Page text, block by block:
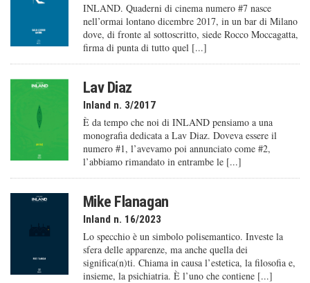
INLAND. Quaderni di cinema numero #7 nasce
nell’ormai lontano dicembre 2017, in un bar di Milano
dove, di fronte al sottoscritto, siede Rocco Moccagatta,
firma di punta di tutto quel [...]
Lav Diaz
Inland n. 3/2017
È da tempo che noi di INLAND pensiamo a una
monografia dedicata a Lav Diaz. Doveva essere il
numero #1, l’avevamo poi annunciato come #2,
l’abbiamo rimandato in entrambe le [...]
Mike Flanagan
Inland n. 16/2023
Lo specchio è un simbolo polisemantico. Investe la
sfera delle apparenze, ma anche quella dei
significa(n)ti. Chiama in causa l’estetica, la filosofia e,
insieme, la psichiatria. È l’uno che contiene [...]